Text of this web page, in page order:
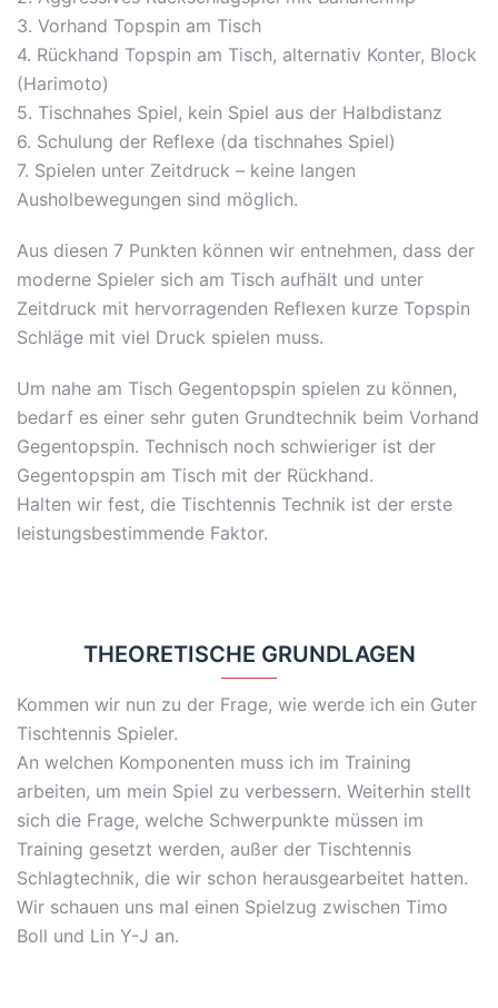
3. Vorhand Topspin am Tisch
4. Rückhand Topspin am Tisch, alternativ Konter, Block
(Harimoto)
5. Tischnahes Spiel, kein Spiel aus der Halbdistanz
6. Schulung der Reflexe (da tischnahes Spiel)
7. Spielen unter Zeitdruck – keine langen
Ausholbewegungen sind möglich.
Aus diesen 7 Punkten können wir entnehmen, dass der
moderne Spieler sich am Tisch aufhält und unter
Zeitdruck mit hervorragenden Reflexen kurze Topspin
Schläge mit viel Druck spielen muss.
Um nahe am Tisch Gegentopspin spielen zu können,
bedarf es einer sehr guten Grundtechnik beim Vorhand
Gegentopspin. Technisch noch schwieriger ist der
Gegentopspin am Tisch mit der Rückhand.
Halten wir fest, die Tischtennis Technik ist der erste
leistungsbestimmende Faktor.
THEORETISCHE GRUNDLAGEN
Kommen wir nun zu der Frage, wie werde ich ein Guter
Tischtennis Spieler.
An welchen Komponenten muss ich im Training
arbeiten, um mein Spiel zu verbessern. Weiterhin stellt
sich die Frage, welche Schwerpunkte müssen im
Training gesetzt werden, außer der Tischtennis
Schlagtechnik, die wir schon herausgearbeitet hatten.
Wir schauen uns mal einen Spielzug zwischen Timo
Boll und Lin Y-J an.